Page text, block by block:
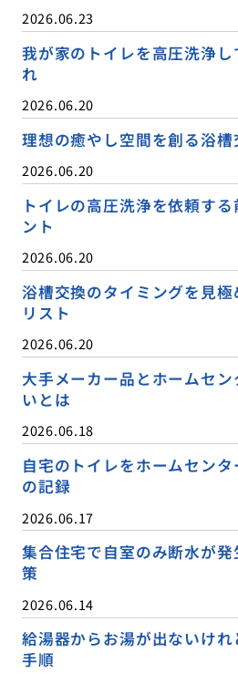
2026.06.23
我が家のトイレを高圧洗浄
れ
2026.06.20
理想の癒やし空間を創る浴
2026.06.20
トイレの高圧洗浄を依頼す
ント
2026.06.20
浴槽交換のタイミングを見
リスト
2026.06.20
大手メーカー品とホームセ
いとは
2026.06.18
自宅のトイレをホームセン
の記録
2026.06.17
集合住宅で自室のみ断水が
策
2026.06.14
給湯器からお湯が出ないけ
手順